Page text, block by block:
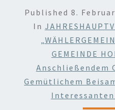
Published 8.
In
GEMEINDE
Anschließendem
Gemütlichem